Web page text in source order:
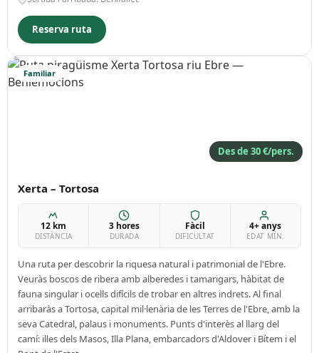
Reserva ruta
Familiar
Des de 30 €/pers.
Xerta – Tortosa
12 km
DISTÀNCIA
3 hores
DURADA
Fàcil
DIFICULTAT
4+ anys
EDAT MÍN.
Una ruta per descobrir la riquesa natural i patrimonial de l'Ebre.
Veuràs boscos de ribera amb alberedes i tamarigars, hàbitat de
fauna singular i ocells difícils de trobar en altres indrets. Al final
arribaràs a Tortosa, capital mil·lenària de les Terres de l'Ebre, amb la
seva Catedral, palaus i monuments. Punts d'interès al llarg del
camí: illes dels Masos, Illa Plana, embarcadors d'Aldover i Bítem i el